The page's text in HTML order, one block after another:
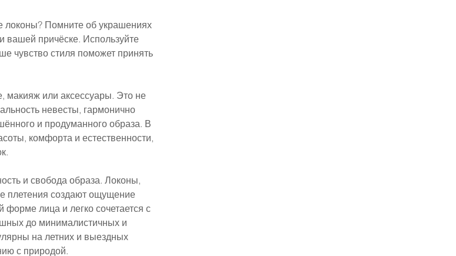
локоны? Помните об украшениях
вашей причёске. Используйте
чувство стиля поможет принять
макияж или аксессуары. Это не
невесты, гармонично
и продуманного образа. В
комфорта и естественности,
и свобода образа. Локоны,
плетения создают ощущение
форме лица и легко сочетается с
до минималистичных и
на летних и выездных
с природой.